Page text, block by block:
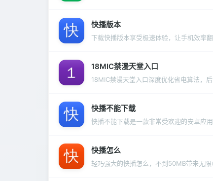
快播版本
下载快播版本享受极速体验，让手机效率
18MIC禁漫天堂入口
18MIC禁漫天堂入口深度优化省电算法，
快播不能下载
快播不能下载是一款非常受欢迎的安卓应
快播怎么
轻巧强大的快播怎么，不到50MB带来无限